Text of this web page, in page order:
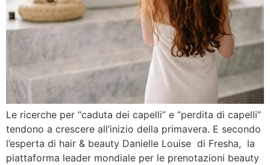
Le ricerche per “caduta dei capelli” e “perdita di capelli”
tendono a crescere all’inizio della primavera. E secondo
l’esperta di hair & beauty Danielle Louise di Fresha, la
piattaforma leader mondiale per le prenotazioni beauty